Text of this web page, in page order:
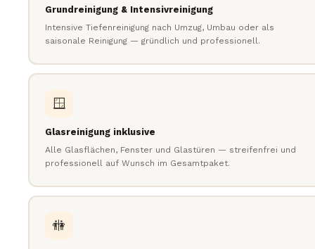
Grundreinigung & Intensivreinigung
Intensive Tiefenreinigung nach Umzug, Umbau oder als
saisonale Reinigung — gründlich und professionell.
🪟
Glasreinigung inklusive
Alle Glasflächen, Fenster und Glastüren — streifenfrei und
professionell auf Wunsch im Gesamtpaket.
🚻